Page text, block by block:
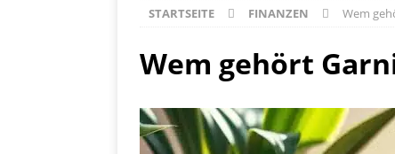
STARTSEITE FINANZEN Wem
Wem gehört